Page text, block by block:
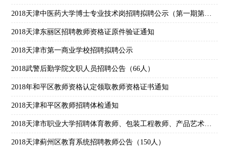
2018天津中医药大学博士专业技术岗招聘拟聘公示（第一期第二批）
2018天津东丽区招聘教师资格证原件验证通知
2018天津市第一商业学校招聘拟聘公示
2018武警后勤学院文职人员招聘公告（66人）
2018年和平区教师资格认定领取教师资格证书通知
2018天津和平区教师招聘体检通知
2018天津市职业大学招聘体育教师、包装工程教师、产品艺术设计教师特别通知
2018天津蓟州区教育系统招聘教师公告（150人）